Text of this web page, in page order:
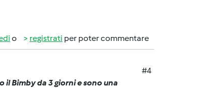
o registrati per poter commentare
#4
il Bimby da 3 giorni e sono una